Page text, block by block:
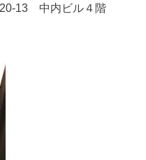
20-13 中内ビル４階